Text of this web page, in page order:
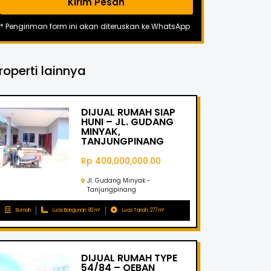
* Pengiriman form ini akan diteruskan ke WhatsApp
lainnya
DIJUAL RUMAH SIAP
HUNI – JL. GUDANG
MINYAK,
TANJUNGPINANG
Rp 400,000,000.00
Jl. Gudang Minyak -
Tanjungpinang
Rumah Luas Bangunan: 80 m² Luas Tanah: 277 m²
DIJUAL RUMAH TYPE
54/84 – OEBAN